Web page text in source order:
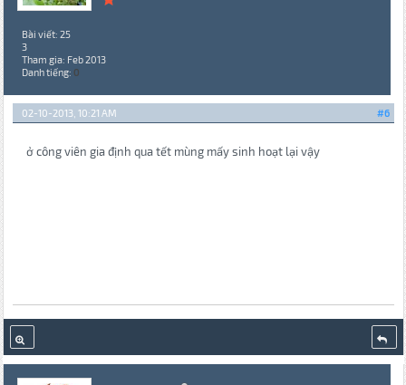
Bài viết: 25
3
Tham gia: Feb 2013
Danh tiếng: 0
#6
02-10-2013, 10:21 AM
ở công viên gia định qua tết mùng mấy sinh hoạt lại vậy